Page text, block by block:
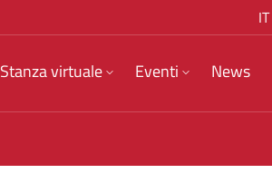
IT
Stanza virtuale Eventi News